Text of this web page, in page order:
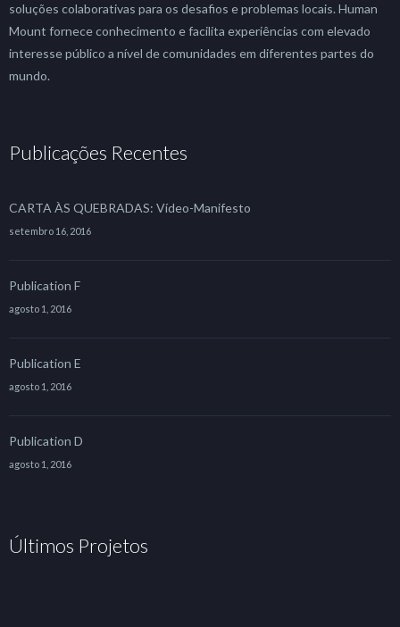
soluções colaborativas para os desafios e problemas locais. Human
Mount fornece conhecimento e facilita experiências com elevado
interesse público a nível de comunidades em diferentes partes do
mundo.
Publicações Recentes
CARTA ÀS QUEBRADAS: Vídeo-Manifesto
setembro 16, 2016
Publication F
agosto 1, 2016
Publication E
agosto 1, 2016
Publication D
agosto 1, 2016
Últimos Projetos